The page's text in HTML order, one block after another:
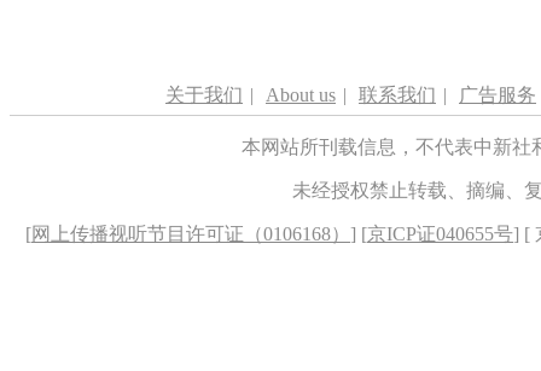
关于我们 | About us | 联系我们 | 广告服务
本网站所刊载信息，不代表中新
未经授权禁止转载、摘编、
[网上传播视听节目许可证（0106168） ] [京ICP证040655号] [